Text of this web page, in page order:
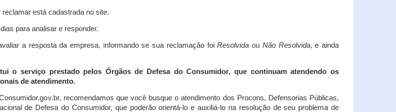
está cadastrada no site.
para analisar e responder.
a resposta da empresa, informando se sua reclamação foiResolvida ou Não Resolvida, e ainda
o serviço prestado pelos Órgãos de Defesa do Consumidor, que continuam atendendo os
de atendimento.
recomendamos que você busque o atendimento dos Procons, Defensorias Públicas,
de Defesa do Consumidor, que poderão orientá-lo e auxiliá-lo na resolução de seu problema de